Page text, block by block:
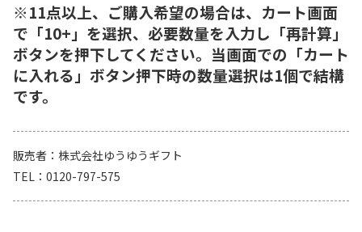
※11点以上、ご購入希望の場合は、カート画面
で「10+」を選択、必要数量を入力し「再計算」
ボタンを押下してください。当画面での「カート
に入れる」ボタン押下時の数量選択は1個で結構
です。
販売者
株式会社ゆうゆうギフト
TEL
0120-797-575